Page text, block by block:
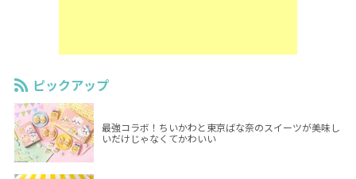
ピックアップ
最強コラボ！ちいかわと東京ばな奈のスイーツが美味し
いだけじゃなくてかわいい